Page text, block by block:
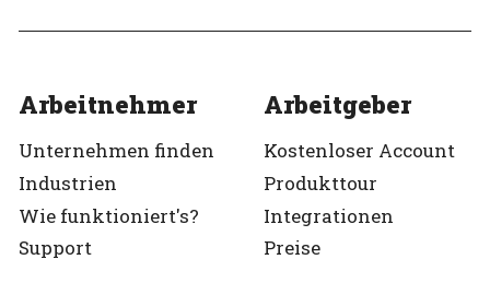
Arbeitnehmer
Unternehmen finden
Industrien
Wie funktioniert's?
Support
Arbeitgeber
Kostenloser Account
Produkttour
Integrationen
Preise